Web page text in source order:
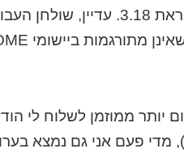
את הפער מהגרסות הקודמות, לקראת
יותר ממוזמן לשלוח לי